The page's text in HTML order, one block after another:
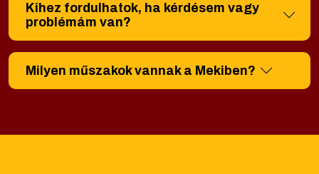
Kihez fordulhatok, ha kérdésem vagy
problémám van?
Milyen műszakok vannak a Mekiben?